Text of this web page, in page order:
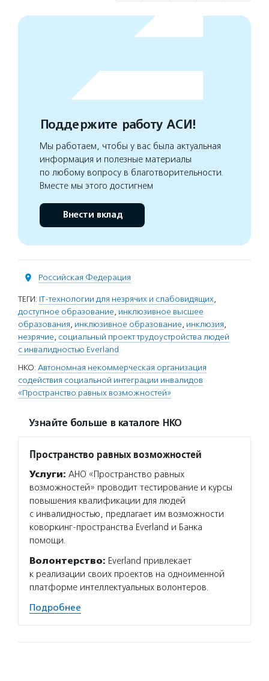
Поддержите работу АСИ!
Мы работаем, чтобы у вас была актуальная
информация и полезные материалы
по любому вопросу в благотворительности.
Вместе мы этого достигнем
Внести вклад
Российская Федерация
ТЕГИ: IT-технологии для незрячих и слабовидящих,
доступное образование, инклюзивное высшее
образования, инклюзивное образование, инклюзия,
незрячие, социальный проект трудоустройства людей
с инвалидностью Everland
НКО: Автономная некоммерческая организация
содействия социальной интеграции инвалидов
«Пространство равных возможностей»
Узнайте больше в каталоге НКО
Пространство равных возможностей
Услуги: АНО «Пространство равных
возможностей» проводит тестирование и курсы
повышения квалификации для людей
с инвалидностью, предлагает им возможности
коворкинг-пространства Everland и Банка
помощи.
Волонтерство: Everland привлекает
к реализации своих проектов на одноименной
платформе интеллектуальных волонтеров.
Подробнее